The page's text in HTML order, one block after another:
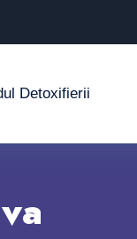
Detoxifierii